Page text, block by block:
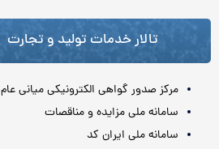
تالار خدمات تولید و تجارت
مرکز صدور گواهی الکترونیکی میانی عام
سامانه ملی مزایده و مناقصات
سامانه ملی ایران کد